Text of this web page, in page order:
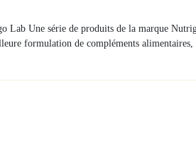
Une série de produits de la marque
formulation de compléments alimentaires,